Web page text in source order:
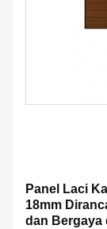
Panel Laci
18mm
dan Bergaya